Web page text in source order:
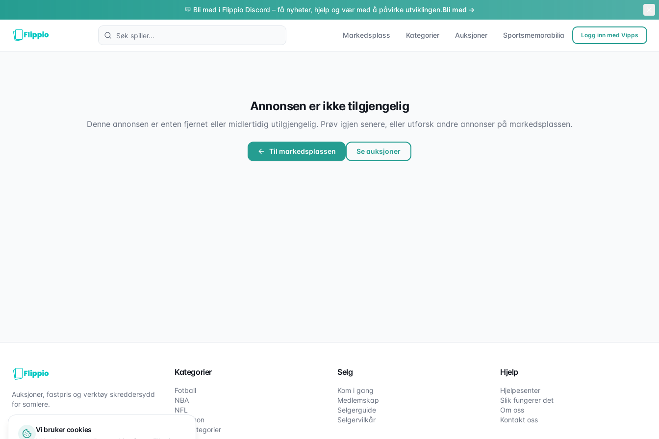
💬 Bli med i Flippio Discord – få nyheter, hjelp og vær med å påvirke utviklingen.Bli med →
Markedsplass Kategorier Auksjoner Sportsmemorabilia Logg inn med Vipps
Annonsen er ikke tilgjengelig
Denne annonsen er enten fjernet eller midlertidig utilgjengelig. Prøv igjen senere, eller utforsk andre annonser på markedsplassen.
Til markedsplassen Se auksjoner
Auksjoner, fastpris og verktøy skreddersydd
for samlere.
Kategorier
Fotball
NBA
NFL
Pokémon
Alle kategorier
Selg
Kom i gang
Medlemskap
Selgerguide
Selgervilkår
Hjelp
Hjelpesenter
Slik fungerer det
Om oss
Kontakt oss
Vi bruker cookies